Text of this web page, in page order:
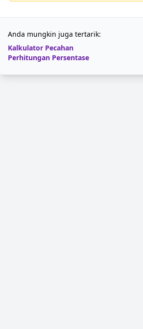
Anda mungkin juga tertarik:
Kalkulator Pecahan
Perhitungan Persentase